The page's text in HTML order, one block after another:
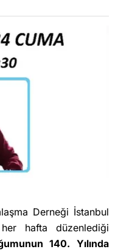
Derneği İstanbul
hafta düzenlediği
140. Yılında